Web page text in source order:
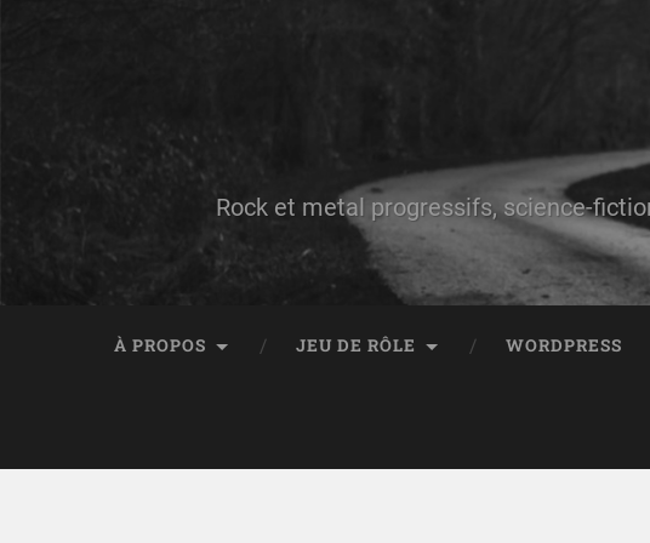
Rock et metal progressifs, science-
À PROPOS JEU DE RÔLE WORDPRESS